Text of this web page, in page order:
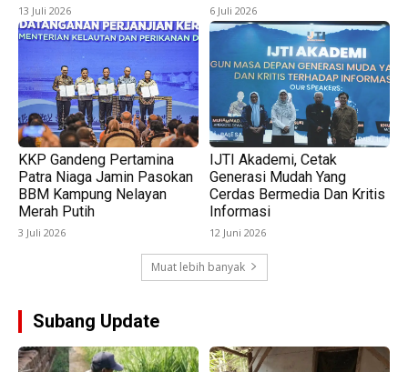
13 Juli 2026 6 Juli 2026
KKP Gandeng Pertamina
Patra Niaga Jamin Pasokan
BBM Kampung Nelayan
Merah Putih
3 Juli 2026
IJTI Akademi, Cetak
Generasi Mudah Yang
Cerdas Bermedia Dan Kritis
Informasi
12 Juni 2026
Muat lebih banyak
Subang Update